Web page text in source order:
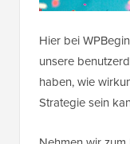
Hier bei
unsere
haben, wie
Strategie sein